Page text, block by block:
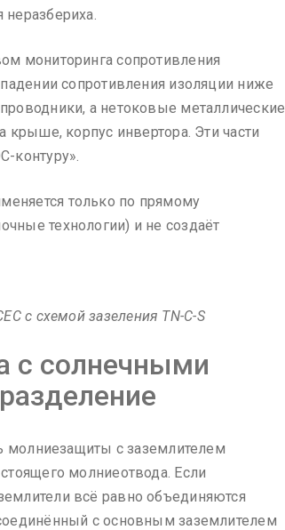
мониторинга сопротивления
сопротивления изоляции ниже
а нетоковые металлические
крыше, корпус инвертора. Эти части
контуру».
только по прямому
технологии) и не создаёт
с схемой зазеления TN-C-S
с солнечными
молниезащиты с заземлителем
молниеотвода. Если
всё равно объединяются
с основным заземлителем